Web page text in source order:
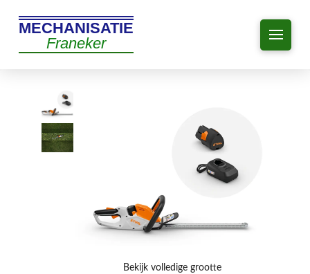
MECHANISATIE
Franeker
Bekijk volledige grootte